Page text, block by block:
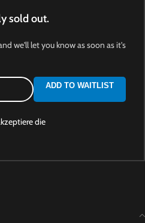
sold out.
we'll let you know as soon as it's
ADD TO WAITLIST
die